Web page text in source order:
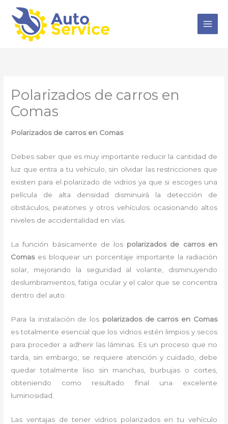
contenido
Polarizados de carros en
Comas
Polarizados de carros en Comas
Debes saber que es muy importante reducir la cantidad de
luz que entra a tu vehículo, sin olvidar las restricciones que
existen para el polarizado de vidrios ya que si escoges una
película de alta densidad disminuirá la detección de
obstáculos, peatones y otros vehículos ocasionando altos
niveles de accidentalidad en vías.
La función básicamente de los polarizados de carros en
Comas es bloquear un porcentaje importante la radiación
solar, mejorando la seguridad al volante, disminuyendo
deslumbramientos, fatiga ocular y el calor que se concentra
dentro del auto.
Para la instalación de los polarizados de carros en Comas
estotalmente esencial que los vidrios estén limpios y secos
para proceder a adherir las láminas. Es un proceso que no
tarda, sin embargo, se requiere atención y cuidado, debe
quedar totalmente liso sin manchas, burbujas o cortes,
obteniendo como resultado final una excelente
luminosidad.
Las ventajas de tener vidrios polarizados en tu vehículo